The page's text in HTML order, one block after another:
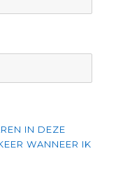
IN DEZE
WANNEER IK